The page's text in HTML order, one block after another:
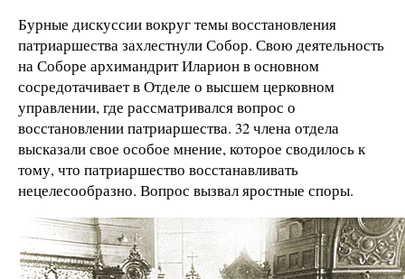
Бурные дискуссии вокруг темы восстановления
патриаршества захлестнули Собор. Свою деятельность
на Соборе архимандрит Иларион в основном
сосредотачивает в Отделе о высшем церковном
управлении, где рассматривался вопрос о
восстановлении патриаршества. 32 члена отдела
высказали свое особое мнение, которое сводилось к
тому, что патриаршество восстанавливать
нецелесообразно. Вопрос вызвал яростные споры.